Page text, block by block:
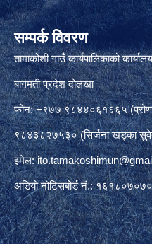
सम्पर्क विवरण
तामाकोशी गाउँ कार्यपालिकाको
बागमती प्रदेश दोलखा
फोन: +९७७ ९८४४०६१६६५
९८४३८२७५३० (सिर्जना खड्का
इमेल:
अडियो नोटिसबोर्ड नं.: